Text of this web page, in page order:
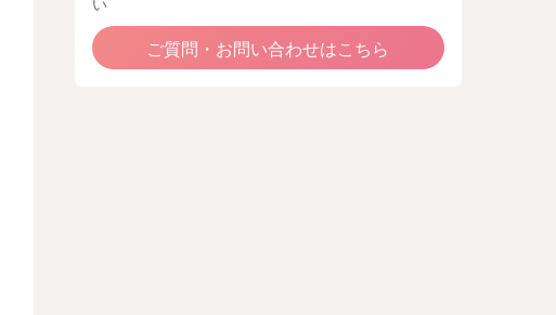
ご質問・お問い合わせはこちら